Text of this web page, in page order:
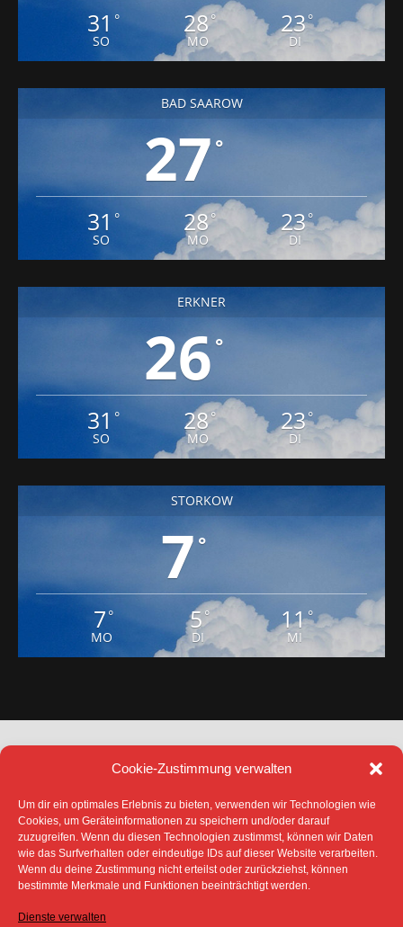
Cookie-Zustimmung verwalten
Um dir ein optimales Erlebnis zu bieten, verwenden wir Technologien wie
Cookies, um Geräteinformationen zu speichern und/oder darauf
zuzugreifen. Wenn du diesen Technologien zustimmst, können wir Daten
wie das Surfverhalten oder eindeutige IDs auf dieser Website verarbeiten.
Wenn du deine Zustimmung nicht erteilst oder zurückziehst, können
bestimmte Merkmale und Funktionen beeinträchtigt werden.
Dienste verwalten
31 °
SO
28°
MO
23°
DI
BAD SAAROW
27 °
31 °
SO
28°
MO
23°
DI
ERKNER
26 °
31 °
SO
28°
MO
23°
DI
STORKOW
7°
7 °
MO
5°
DI
11°
MI
DATENSCHUTZ
IMPRESSUM
COOKIE-RICHTLINIE (EU)
SÄMTLICHE TEXTE, BILDER UND ANDERE
SOFERN NICHT ANDERS GEKENNZEICHNET- DEM
COPYRIGHT DES SPREEBOTE ONLINE ODER WERDEN